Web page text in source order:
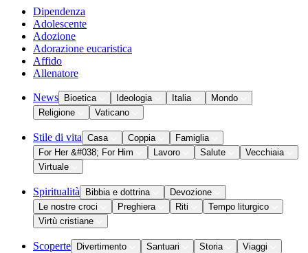
Dipendenza
Adolescente
Adozione
Adorazione eucaristica
Affido
Allenatore
News Bioetica Ideologia Italia
Mondo
Religione
Vaticano
Stile di vita Casa Coppia
Famiglia
For Her &#038; For Him
Lavoro Salute
Vecchiaia
Virtuale
Spiritualità Bibbia e dottrina
Devozione
Le nostre croci
Preghiera Riti
Tempo liturgico
Virtù cristiane
Scoperte Divertimento Santuari Storia Viaggi